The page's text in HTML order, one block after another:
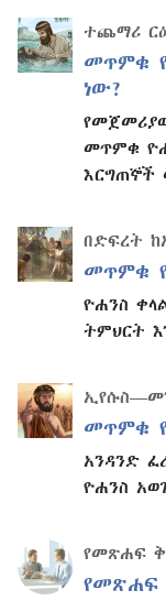
ተጨማሪ
መጥምቁ
ነው?
መጥምቁ
እርግጠኞች
በድፍረት
መጥምቁ
ዮሐንስ
ትምህርት
መጥምቁ
አንዳንድ
ዮሐንስ
የመጽሐፍ
የመጽሐፍ